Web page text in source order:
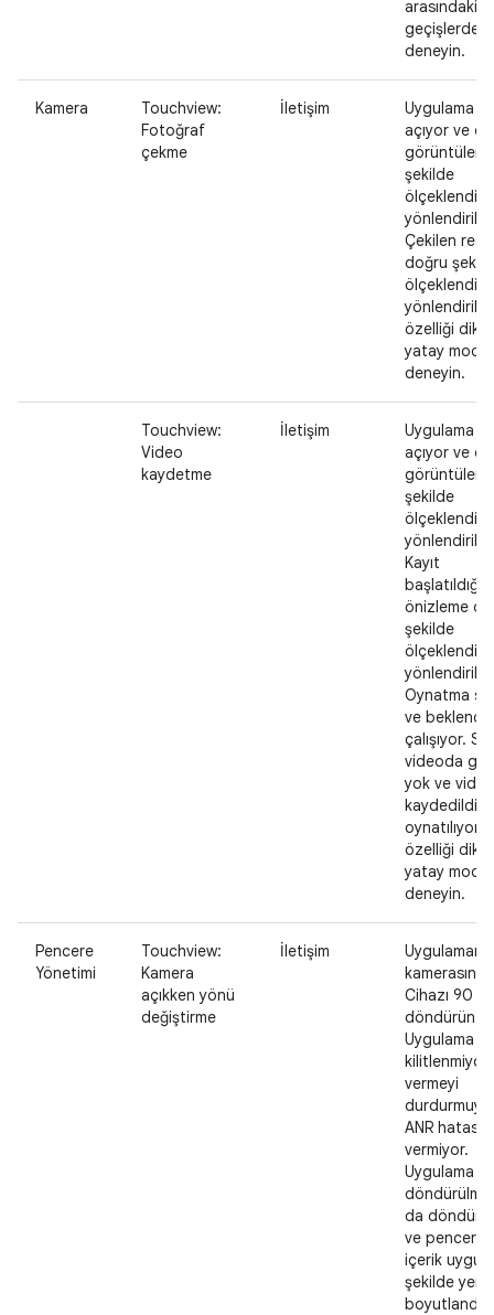
arasındaki
geçişlerde
deneyin.
Kamera
Touchview:
Fotoğraf
çekme
İletişim
Uygulama
açıyor ve
görüntüleri
şekilde
Çekilen
doğru
yönlendirilir.
özelliği
yatay
deneyin.
Touchview:
Video
kaydetme
İletişim
Uygulama
açıyor ve
görüntüleri
şekilde
Kayıt
önizleme
şekilde
yönlendirilir.
Oynatma
ve
çalışıyor.
videoda
yok ve
kaydedildiği
oynatılıyor.
özelliği
yatay
deneyin.
Pencere
Yönetimi
Touchview:
Kamera
açıkken yönü
değiştirme
İletişim
Uygulamanın
kamerasını
Cihazı 90
döndürün.
Uygulama
kilitlenmiyor,
vermeyi
ANR hatası
vermiyor.
Uygulama ya
da
ve pencere
içerik uygun
şekilde